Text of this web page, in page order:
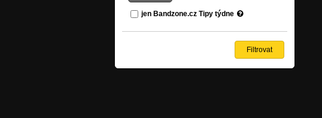
jen Bandzone.cz Tipy týdne